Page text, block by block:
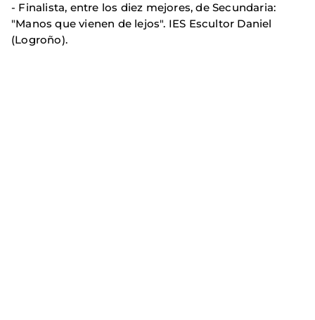
- Finalista, entre los diez mejores, de Secundaria:
"Manos que vienen de lejos". IES Escultor Daniel
(Logroño).